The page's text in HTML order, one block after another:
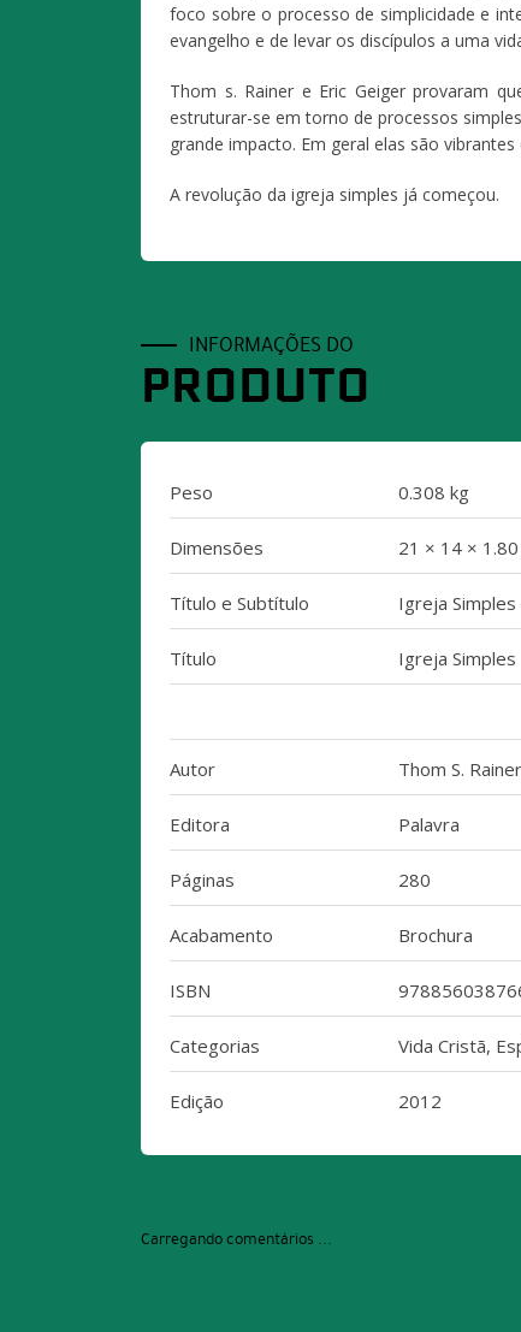
foco sobre o processo de simplicidade e
evangelho e de levar os discípulos a uma
Thom s. Rainer e Eric Geiger provaram
estruturar-se em torno de processos
grande impacto. Em geral elas são vibrantes
A revolução da igreja simples já começou.
INFORMAÇÕES DO
PRODUTO
Peso 0.308 kg
Dimensões 21 × 14 ×
Título e Subtítulo Igreja
Título Igreja Simples
Autor Thom S.
Editora Palavra
Páginas 280
Acabamento Brochura
ISBN
Categorias Vida Cristã,
Edição 2012
Carregando comentários ...